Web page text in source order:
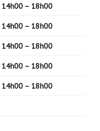
14h00 – 18h00
14h00 – 18h00
14h00 – 18h00
14h00 – 18h00
14h00 – 18h00